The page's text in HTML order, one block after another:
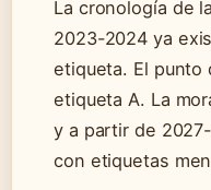
La cronología de
2023-2024 ya
etiqueta. El
etiqueta A. La
y a partir de
con etiquetas